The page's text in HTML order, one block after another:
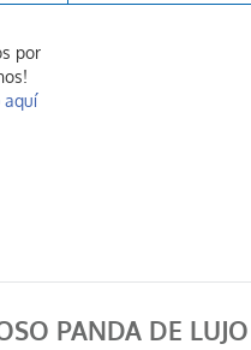
por
PANDA DE LUJO